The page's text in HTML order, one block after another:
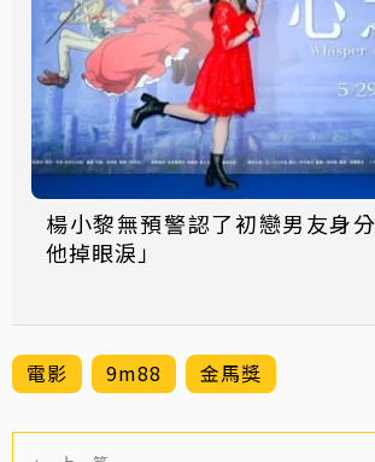
楊小黎無預警認了初戀男友身
他掉眼淚」
電影 9m88 金馬獎